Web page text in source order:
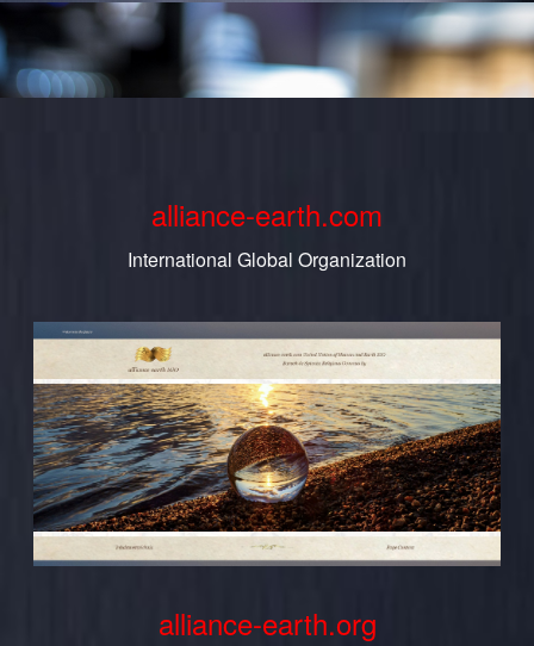
alliance-earth.com
International Global Organization
alliance-earth.org